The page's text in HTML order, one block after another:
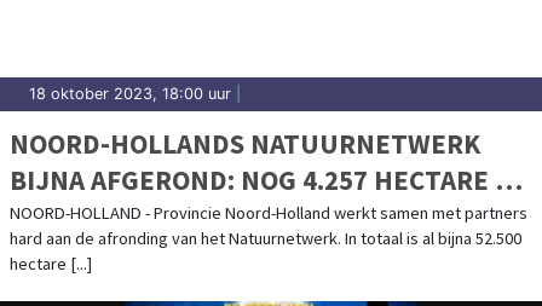
18 oktober 2023, 18:00 uur
NOORD-HOLLANDS NATUURNETWERK
BIJNA AFGEROND: NOG 4.257 HECTARE TE
GAAN
NOORD-HOLLAND - Provincie Noord-Holland werkt samen met partners
hard aan de afronding van het Natuurnetwerk. In totaal is al bijna 52.500
hectare [...]